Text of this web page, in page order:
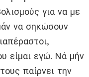
για να με
να σηκώσουν
είμαι εγώ. Νά μήν
παίρνει την